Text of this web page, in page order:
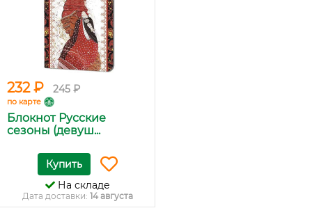
232 ₽ 245 ₽
по карте
Блокнот Русские
сезоны (девуш...
Купить
На складе
Дата доставки: 14 августа